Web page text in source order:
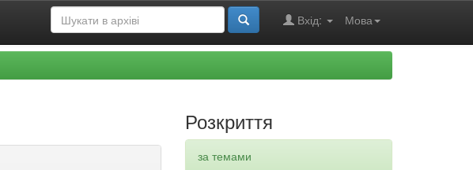
Мова
Вхід:
Розкриття
за темами